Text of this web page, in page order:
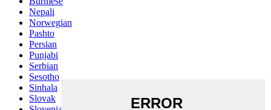
Nepali
Norwegian
Pashto
Persian
Punjabi
Serbian
Sesotho
Sinhala
Slovak